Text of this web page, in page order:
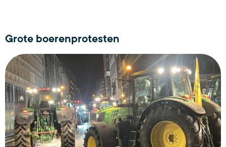
Grote boerenprotesten